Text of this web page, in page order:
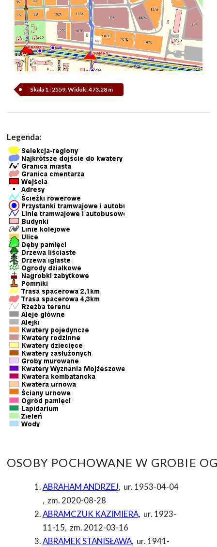
Skala 1 : 2559, Widok: 473.28 m
Legenda:
OSOBY POCHOWANE W GROBIE
ABRAHAM ANDRZEJ, ur. 1953-04-04
, zm. 2020-08-28
ABRAMCZUK KAZIMIERA, ur. 1923-
11-15, zm. 2012-03-16
ABRAMEK STANISŁAWA, ur. 1941-